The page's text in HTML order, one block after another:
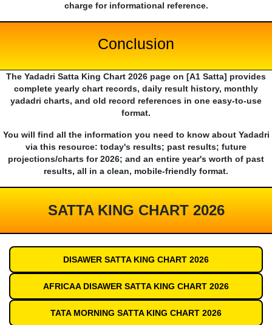
charge for informational reference.
Conclusion
The Yadadri Satta King Chart 2026 page on [A1 Satta] provides
complete yearly chart records, daily result history, monthly
yadadri charts, and old record references in one easy-to-use
format.
You will find all the information you need to know about Yadadri
via this resource: today's results; past results; future
projections/charts for 2026; and an entire year's worth of past
results, all in a clean, mobile-friendly format.
SATTA KING CHART 2026
DISAWER SATTA KING CHART 2026
AFRICAA DISAWER SATTA KING CHART 2026
TATA MORNING SATTA KING CHART 2026